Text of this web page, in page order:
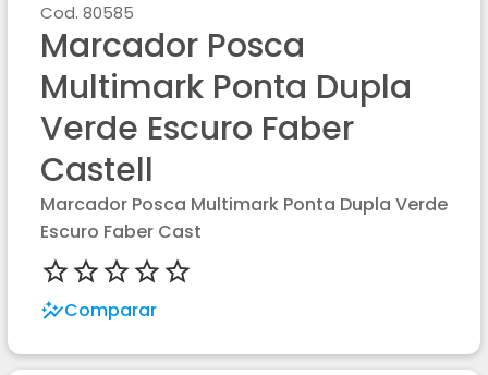
Cod. 80585
Marcador Posca
Multimark Ponta Dupla
Verde Escuro Faber
Castell
Marcador Posca Multimark Ponta Dupla Verde
Escuro Faber Cast
Comparar